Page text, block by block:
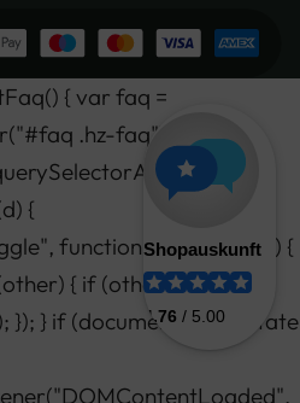
{ var faq =
.hz-faq"); if (!faq)
{
function () { if (d.open) {
{ if (other !== d)
}); } if (document.readyState